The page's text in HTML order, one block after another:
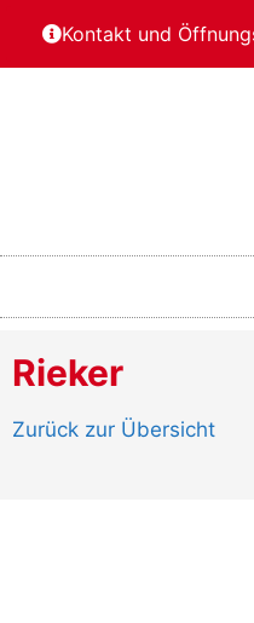
Kontakt und
Rieker
Zurück zur Übersicht